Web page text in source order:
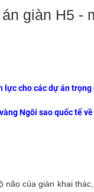
giàn H5 -
lực cho các dự án
Ngôi sao quốc tế
não của giàn khai